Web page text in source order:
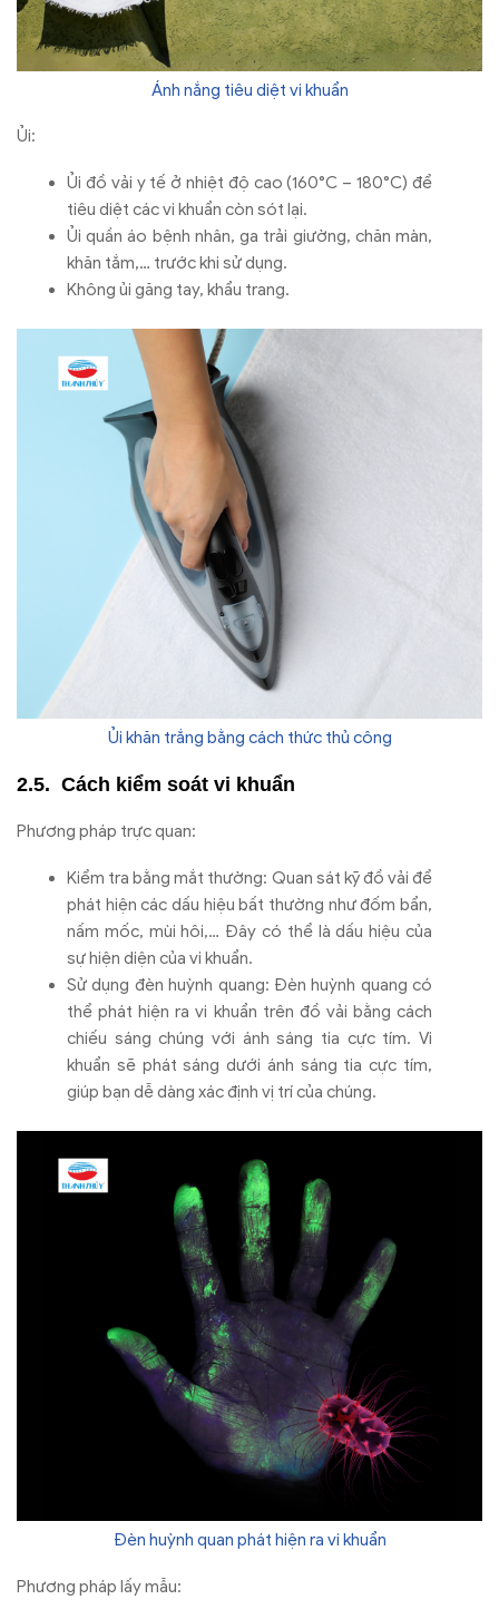
Ánh nắng tiêu diệt vi khuẩn
Ủi:
Ủi đồ vải y tế ở nhiệt độ cao (160°C – 180°C) để
tiêu diệt các vi khuẩn còn sót lại.
Ủi quần áo bệnh nhân, ga trải giường, chăn màn,
khăn tắm,… trước khi sử dụng.
Không ủi găng tay, khẩu trang.
Ủi khăn trắng bằng cách thức thủ công
Cách kiểm soát vi khuẩn
Phương pháp trực quan:
Kiểm tra bằng mắt thường: Quan sát kỹ đồ vải để
phát hiện các dấu hiệu bất thường như đốm bẩn,
nấm mốc, mùi hôi,… Đây có thể là dấu hiệu của
sự hiện diện của vi khuẩn.
Sử dụng đèn huỳnh quang: Đèn huỳnh quang có
thể phát hiện ra vi khuẩn trên đồ vải bằng cách
chiếu sáng chúng với ánh sáng tia cực tím. Vi
khuẩn sẽ phát sáng dưới ánh sáng tia cực tím,
giúp bạn dễ dàng xác định vị trí của chúng.
Đèn huỳnh quan phát hiện ra vi khuẩn
Phương pháp lấy mẫu: